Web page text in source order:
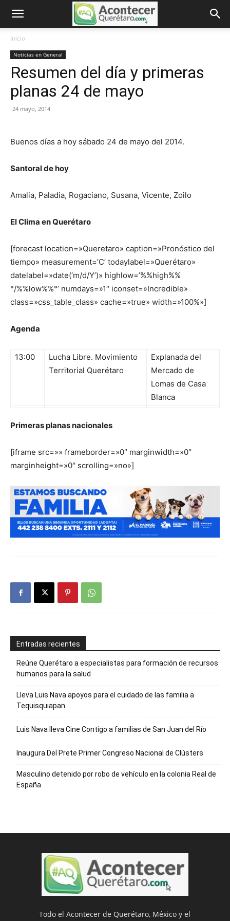
Inicio
Noticias en General
Resumen del día y primeras
planas 24 de mayo
24 mayo, 2014
Buenos días a hoy sábado 24 de mayo del 2014.
Santoral de hoy
Amalia, Paladia, Rogaciano, Susana, Vicente, Zoilo
El Clima en Querétaro
[forecast location=»Queretaro» caption=»Pronóstico del
tiempo» measurement=’C’ todaylabel=»Querétaro»
datelabel=»date(‘m/d/Y’)» highlow=’%%high%%
°/%%low%%°’ numdays=»1″ iconset=»Incredible»
class=»css_table_class» cache=»true» width=»100%»]
Agenda
13:00
Lucha Libre. Movimiento
Territorial Querétaro
Explanada del
Mercado de
Lomas de Casa
Blanca
Primeras planas nacionales
[iframe src=»» frameborder=»0″ marginwidth=»0″
marginheight=»0″ scrolling=»no»]
Entradas recientes
Reúne Querétaro a especialistas para formación de recursos
humanos para la salud
Lleva Luis Nava apoyos para el cuidado de las familia a
Tequisquiapan
Luis Nava lleva Cine Contigo a familias de San Juan del Río
Inaugura Del Prete Primer Congreso Nacional de Clústers
Masculino detenido por robo de vehículo en la colonia Real de
España
Todo el Acontecer de Querétaro, México y el